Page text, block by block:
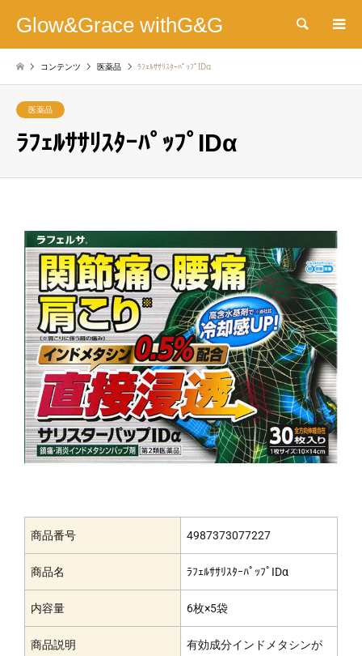
Glow&Grace withG&G 検索
コンテンツ 医薬品 ﾗﾌｪﾙｻｻﾘｽﾀｰﾊﾟｯﾌﾟIDα
医薬品
ﾗﾌｪﾙｻｻﾘｽﾀｰﾊﾟｯﾌﾟIDα
商品番号 4987373077227
商品名 ﾗﾌｪﾙｻｻﾘｽﾀｰﾊﾟｯﾌﾟIDα
内容量 6枚×5袋
商品説明
有効成分インドメタシンが